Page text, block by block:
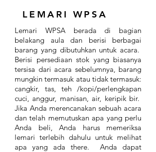
LEMARI WPSA
Lemari WPSA berada di bagian
belakang aula dan berisi berbagai
barang yang dibutuhkan untuk acara.
Berisi persediaan stok yang biasanya
tersisa dari acara sebelumnya, barang
mungkin termasuk atau tidak termasuk:
cangkir, tas, teh /kopi/perlengkapan
cuci, anggur, manisan, air, keripik bir.
Jika Anda merencanakan sebuah acara
dan telah memutuskan apa yang perlu
Anda beli, Anda harus memeriksa
lemari terlebih dahulu untuk melihat
apa yang ada there. Anda dapat